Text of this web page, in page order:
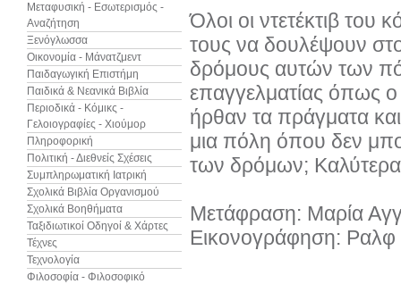
Μεταφυσική - Εσωτερισμός -
Αναζήτηση
Ξενόγλωσσα
Οικονομία - Μάνατζμεντ
Παιδαγωγική Επιστήμη
Παιδικά & Νεανικά Βιβλία
Περιοδικά - Κόμικς -
Γελοιογραφίες - Χιούμορ
Πληροφορική
Πολιτική - Διεθνείς Σχέσεις
Συμπληρωματική Ιατρική
Σχολικά Βιβλία Οργανισμού
Σχολικά Βοηθήματα
Ταξιδιωτικοί Οδηγοί & Χάρτες
Τέχνες
Τεχνολογία
Φιλοσοφία - Φιλοσοφικό
Όλοι οι ντετέκτιβ του
τους να δουλέψουν
δρόμους αυτών των
επαγγελματίας όπως o
ήρθαν τα πράγματα
μια πόλη όπου δεν
των δρόμων;
Μετάφραση: Μαρία
Εικονογράφηση: